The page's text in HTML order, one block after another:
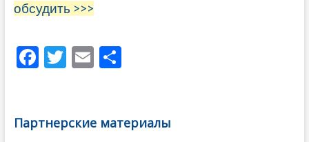
обсудить >>>
F
b
T
er
E
l
О
а
Партнерские материалы